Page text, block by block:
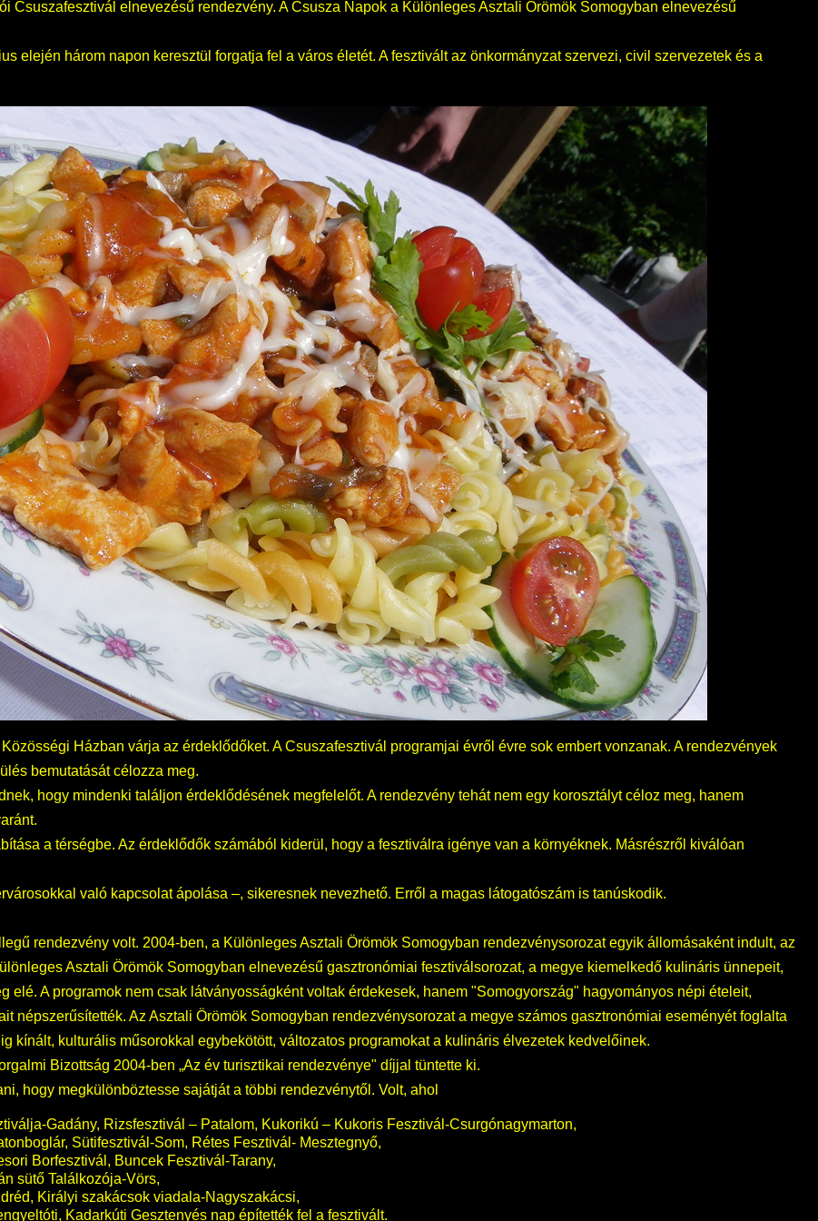
Csuszafesztivál elnevezésű rendezvény. A Csusza Napok a Különleges Asztali Örömök Somogyban elnevezésű
elején három napon keresztül forgatja fel a város életét. A fesztivált az önkormányzat szervezi, civil szervezetek és a
Házban várja az érdeklődőket. A Csuszafesztivál programjai évről évre sok embert vonzanak. A rendezvények
bemutatását célozza meg.
hogy mindenki találjon érdeklődésének megfelelőt. A rendezvény tehát nem egy korosztályt céloz meg, hanem
a térségbe. Az érdeklődők számából kiderül, hogy a fesztiválra igénye van a környéknek. Másrészről kiválóan
való kapcsolat ápolása –, sikeresnek nevezhető. Erről a magas látogatószám is tanúskodik.
rendezvény volt. 2004-ben, a Különleges Asztali Örömök Somogyban rendezvénysorozat egyik állomásaként indult, az
Asztali Örömök Somogyban elnevezésű gasztronómiai fesztiválsorozat, a megye kiemelkedő kulináris ünnepeit,
elé. A programok nem csak látványosságként voltak érdekesek, hanem "Somogyország" hagyományos népi ételeit,
népszerűsítették. Az Asztali Örömök Somogyban rendezvénysorozat a megye számos gasztronómiai eseményét foglalta
kínált, kulturális műsorokkal egybekötött, változatos programokat a kulináris élvezetek kedvelőinek.
Bizottság 2004-ben „Az év turisztikai rendezvénye" díjjal tüntette ki.
hogy megkülönböztesse sajátját a többi rendezvénytől. Volt, ahol
Gadány, Rizsfesztivál – Patalom, Kukorikú – Kukoris Fesztivál-Csurgónagymarton,
Sütifesztivál-Som, Rétes Fesztivál- Mesztegnyő,
Borfesztivál, Buncek Fesztivál-Tarany,
sütő Találkozója-Vörs,
Királyi szakácsok viadala-Nagyszakácsi,
Kadarkúti Gesztenyés nap építették fel a fesztivált.